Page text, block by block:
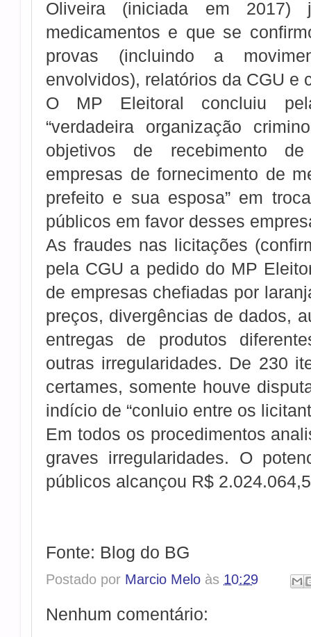
Oliveira (iniciada em 2017)
medicamentos e que se
provas (incluindo a
envolvidos), relatórios da CGU e
O MP Eleitoral concluiu
“verdadeira organização
objetivos de recebimento
empresas de fornecimento de
prefeito e sua esposa” em
públicos em favor desses
As fraudes nas licitações
pela CGU a pedido do MP
de empresas chefiadas por
preços, divergências de dados,
entregas de produtos
outras irregularidades. De 230
certames, somente houve
indício de “conluio entre os
Em todos os procedimentos
graves irregularidades. O
públicos alcançou R$
Fonte: Blog do BG
Postado por Marcio Melo às 10:29
Nenhum comentário: